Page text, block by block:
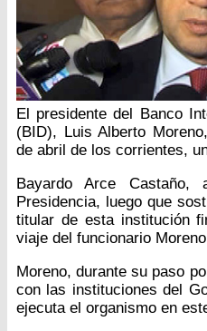
El presidente del Banco
(BID), Luis Alberto
de abril de los corrientes,
Bayardo Arce Castaño,
Presidencia, luego que
titular de esta institución
viaje del funcionario
Moreno, durante su paso
con las instituciones del
ejecuta el organismo en